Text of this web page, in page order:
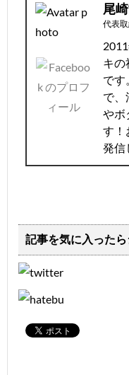
尾
代表
キの
です
で、
やボ
す！
発信
記事を気に入った